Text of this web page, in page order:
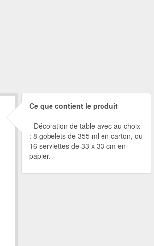
Ce que contient le produit
Décoration de table avec au choix
: 8 gobelets de 355 ml en carton, ou
16 serviettes de 33 x 33 cm en
papier.